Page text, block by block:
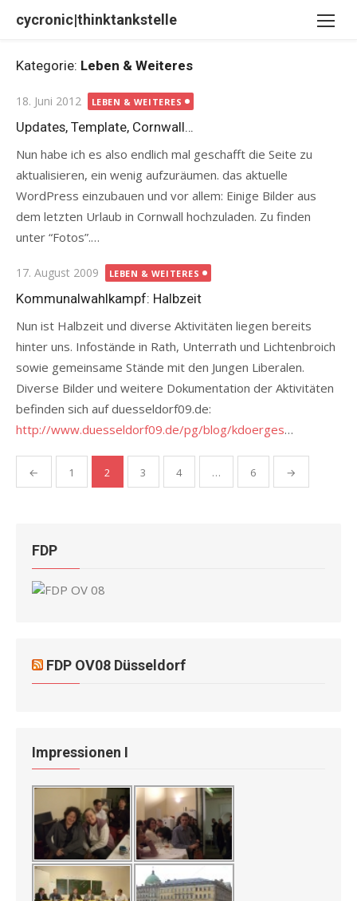
cycronic|thinktankstelle
Kategorie: Leben & Weiteres
Posted
on
18. Juni 2012 LEBEN & WEITERES
Updates, Template, Cornwall…
Nun habe ich es also endlich mal geschafft die Seite zu
aktualisieren, ein wenig aufzuräumen. das aktuelle
WordPress einzubauen und vor allem: Einige Bilder aus
dem letzten Urlaub in Cornwall hochzuladen. Zu finden
unter “Fotos”.…
Posted
on
17. August 2009 LEBEN & WEITERES
Kommunalwahlkampf: Halbzeit
Nun ist Halbzeit und diverse Aktivitäten liegen bereits
hinter uns. Infostände in Rath, Unterrath und Lichtenbroich
sowie gemeinsame Stände mit den Jungen Liberalen.
Diverse Bilder und weitere Dokumentation der Aktivitäten
befinden sich auf duesseldorf09.de:
http://www.duesseldorf09.de/pg/blog/kdoerges…
Seitennummerierung
der
← 1 2 3 4 … 6 →
FDP
FDP OV08 Düsseldorf
Impressionen I